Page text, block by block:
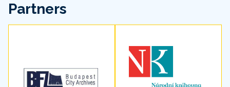
Partners